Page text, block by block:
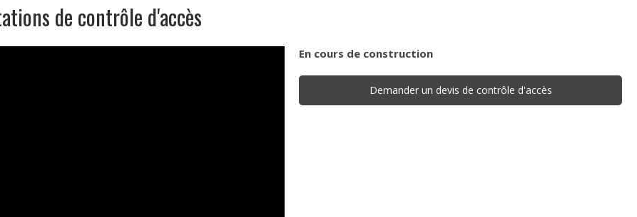
de contrôle d'accès
En cours de construction
Demander un devis de contrôle d'accès